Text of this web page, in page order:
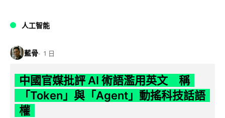
人工智能
藍骨 1 日
中國官媒批評 AI 術語濫用英文 稱
「Token」與「Agent」動搖科技話語
權